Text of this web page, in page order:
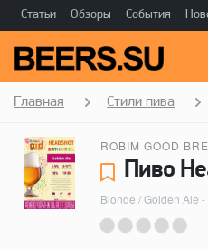
Статьи Обзоры События
Главная Стили пива
ROBIM GOOD
Blonde / Golden Ale